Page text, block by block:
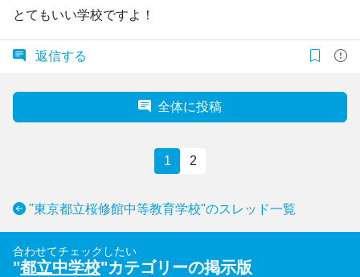
とてもいい学校ですよ！
返信する
全体に投稿
1 2
"東京都立桜修館中等教育学校"のスレッド一覧
合わせてチェックしたい
"都立中学校"カテゴリーの掲示版